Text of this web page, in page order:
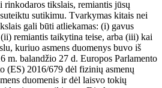
tikslais, remiantis jūsų
sutikimu. Tvarkymas kitais nei
gali būti atliekamas: (i) gavus
remiantis taikytina teise, arba (iii) kai
kuriuo asmens duomenys buvo iš
m. balandžio 27 d. Europos Parlamento
(ES) 2016/679 dėl fizinių asmenų
duomenis ir dėl laisvo tokių